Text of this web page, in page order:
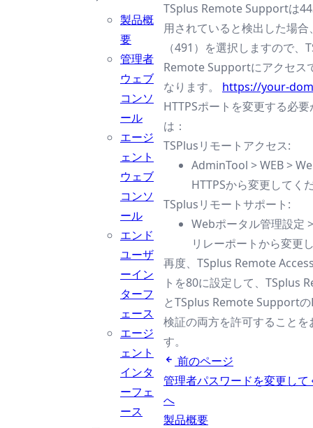
製品概
要
管理者
ウェブ
コンソ
ール
エージ
ェント
ウェブ
コンソ
ール
エンド
ユーザ
ーイン
ターフ
ェース
エージ
ェント
インタ
ーフェ
ース
TSplus Remote Supportは
用されていると検出した場
（491）を選択しますので、
Remote Supportにアクセス
なります。 https://your-
HTTPSポートを変更する必
は：
TSPlusリモートアクセス:
AdminTool > WEB >
HTTPSから変更してく
TSplusリモートサポート:
Webポータル管理設定
リレーポートから変更
再度、TSplus Remote
トを80に設定して、TSplus
とTSplus Remote Supportの
検証の両方を許可することを
す。
前のページ
管理者パスワードを変更し
へ
製品概要